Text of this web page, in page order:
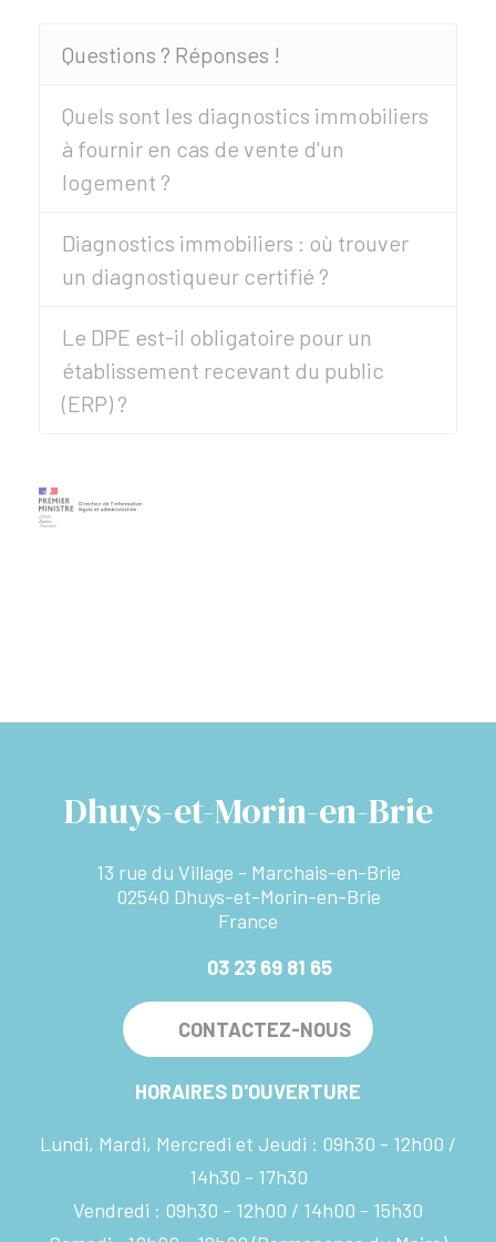
Questions ? Réponses !
Quels sont les diagnostics immobiliers
à fournir en cas de vente d'un
logement ?
Diagnostics immobiliers : où trouver
un diagnostiqueur certifié ?
Le DPE est-il obligatoire pour un
établissement recevant du public
(ERP) ?
Dhuys-et-Morin-en-Brie
13 rue du Village - Marchais-en-Brie
02540 Dhuys-et-Morin-en-Brie
France
03 23 69 81 65
CONTACTEZ-NOUS
HORAIRES D'OUVERTURE
Lundi, Mardi, Mercredi et Jeudi : 09h30 - 12h00
14h30 - 17h30
Vendredi : 09h30 - 12h00
14h00 - 15h30